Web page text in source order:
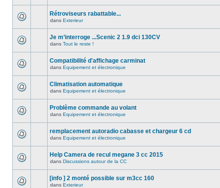
Rétroviseurs rabattable...
dans Exterieur
Je m’interroge ...Scenic 2 1.9 dci 130CV
dans Tout le reste !
Compatibilité d'affichage carminat
dans Equipement et électronique
Climatisation automatique
dans Equipement et électronique
Problème commande au volant
dans Equipement et électronique
remplacement autoradio cabasse et chargeur 6 cd
dans Equipement et électronique
Help Camera de recul megane 3 cc 2015
dans Discussions autour de la CC
[info ] 2 monté possible sur m3cc 160
dans Exterieur